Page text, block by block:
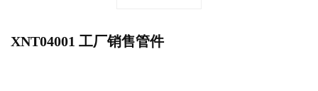
XNT04001 工厂销售管件